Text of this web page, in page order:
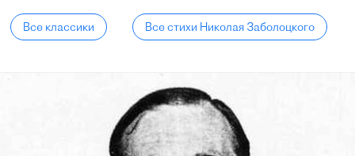
Все классики Все стихи Николая Заболоцкого